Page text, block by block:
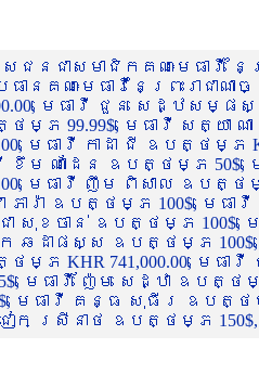
ជាសមាជិកគណៈមេធាវី
ធានគណៈមេធាវីនៃព្រះរា
មេធាវី ជួន សេដ្ឋស
ភ 99.99$, មេធាវី សត្យា ណ
មេធាវី កាដា ជី ឧបត្ថម្ភ
ខឹម ណាដែន ឧបត្ថម្ភ 50$,
មេធាវី ញឹម ពិសាល ឧបត្ថ
ភារ៉ា ឧបត្ថម្ភ 100$, មេ
ា សុខចាន់ ឧបត្ថម្ភ
ែ ឆដាផស្ស ឧបត្ថម្ភ
ថម្ភ KHR 741,000.00, មេ
េធាវី ញ៉ែម សេដ្ឋា ឧបត្ថ
េធាវី គន្ធ សុធីរ ឧបត្ថម្ភ
ៀក ស្រីនាថ ឧបត្ថម្ភ 150$,